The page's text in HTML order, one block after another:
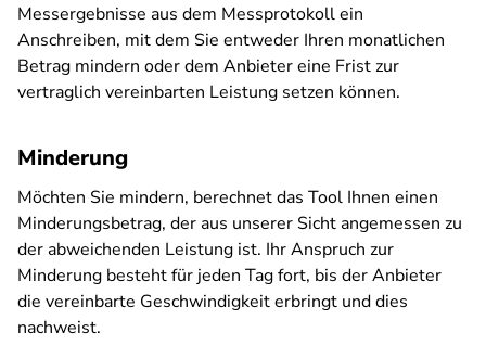
Messergebnisse aus dem Messprotokoll ein
Anschreiben, mit dem Sie entweder Ihren monatlichen
Betrag mindern oder dem Anbieter eine Frist zur
vertraglich vereinbarten Leistung setzen können.
Minderung
Möchten Sie mindern, berechnet das Tool Ihnen einen
Minderungsbetrag, der aus unserer Sicht angemessen zu
der abweichenden Leistung ist. Ihr Anspruch zur
Minderung besteht für jeden Tag fort, bis der Anbieter
die vereinbarte Geschwindigkeit erbringt und dies
nachweist.